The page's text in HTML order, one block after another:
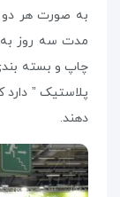
به صورت هر دو
مدت سه روز به
چاپ و بسته
پلاستیک ”
دهند.